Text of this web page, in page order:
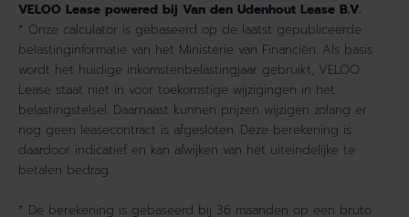
VELOO Lease powered bij Van den Udenhout Lease B.V.
* Onze calculator is gebaseerd op de laatst gepubliceerde
belastinginformatie van het Ministerie van Financiën. Als basis
wordt het huidige inkomstenbelastingjaar gebruikt, VELOO
Lease staat niet in voor toekomstige wijzigingen in het
belastingstelsel. Daarnaast kunnen prijzen wijzigen zolang er
nog geen leasecontract is afgesloten. Deze berekening is
daardoor indicatief en kan afwijken van het uiteindelijke te
betalen bedrag.
* De berekening is gebaseerd bij 36 maanden op een bruto